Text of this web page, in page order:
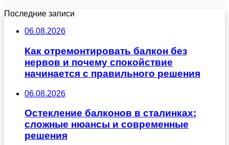
Последние записи
06.08.2026
Как отремонтировать балкон без
нервов и почему спокойствие
начинается с правильного решения
06.08.2026
Остекление балконов в сталинках:
сложные нюансы и современные
решения